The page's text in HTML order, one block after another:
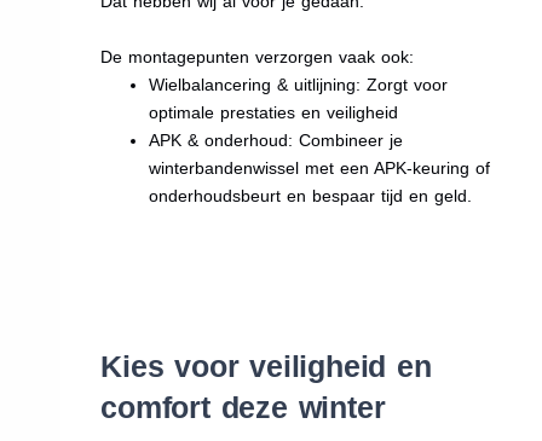
De montagepunten verzorgen vaak ook:
Wielbalancering & uitlijning: Zorgt voor
optimale prestaties en veiligheid
APK & onderhoud: Combineer je
winterbandenwissel met een APK-keuring of
onderhoudsbeurt en bespaar tijd en geld.
Kies voor veiligheid en
comfort deze winter